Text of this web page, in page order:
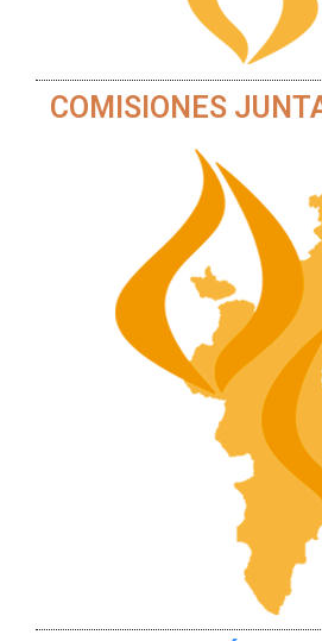
COMISIONES